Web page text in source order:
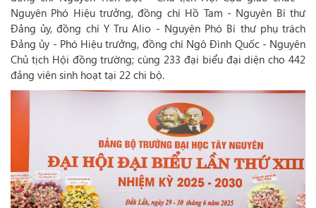
Nguyên Phó Hiệu trưởng, đồng chí Hồ Tam - Nguyên Bí thư
Đảng ủy, đồng chí Y Tru Alio - Nguyên Phó Bí thư phụ trách
Đảng ủy - Phó Hiệu trưởng, đồng chí Ngô Đình Quốc - Nguyên
Chủ tịch Hội đồng trường; cùng 233 đại biểu đại diện cho 442
đảng viên sinh hoạt tại 22 chi bộ.